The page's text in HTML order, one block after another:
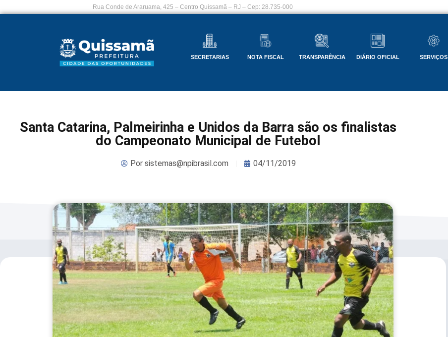
Rua Conde de Araruama, 425 – Centro Quissamã – RJ – Cep: 28.735-000
SECRETARIAS NOTA FISCAL TRANSPARÊNCIA DIÁRIO OFICIAL SERVIÇOS
Santa Catarina, Palmeirinha e Unidos da Barra são os finalistas
do Campeonato Municipal de Futebol
Porsistemas@npibrasil.com 04/11/2019